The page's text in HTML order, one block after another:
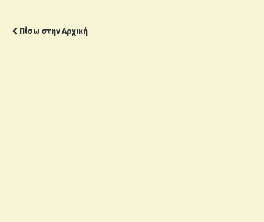
Πίσω στην Αρχική